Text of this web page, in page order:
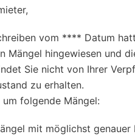
vom **** Datum
Mängel hingewiesen und
Sie nicht von Ihrer
zu erhalten.
folgende Mängel:
mit möglichst